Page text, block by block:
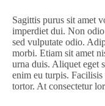
Sagittis purus sit amet
imperdiet dui. Non
sed vulputate odio.
morbi. Etiam sit amet
urna duis. Aliquet eget
enim eu turpis. Facilisis
tortor. At consectetur